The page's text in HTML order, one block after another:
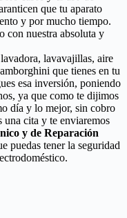
que tu aparato
y por mucho tiempo.
con nuestra absoluta y
lavavajillas, aire
que tienes en tu
esa inversión, poniendo
ya que como te dijimos
día y lo mejor, sin cobro
cita y te enviaremos
y de Reparación
puedas tener la seguridad